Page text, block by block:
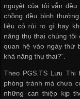
nguyệt của tôi vẫn
chồng đều bình
liệu có rủi ro gì hay
năng thụ thai chúng
quan hệ vào ngày thứ
khả năng thụ thai?”.
Theo PGS.TS Lưu Thị
phòng tránh mà chưa
những can thiệp kịp